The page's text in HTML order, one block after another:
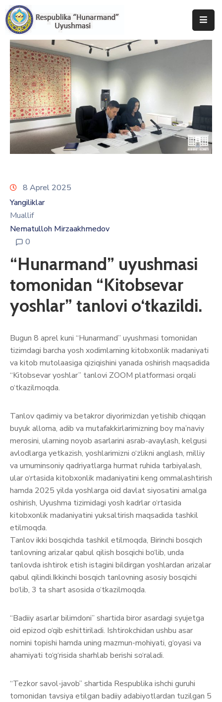
Bosh
Sahifa
Uyushma
Haqida
Tadbirlar
Milliy
Katalog
8 Aprel 2025
Yangiliklar
Muallif
Nematulloh Mirzaakhmedov
0
“Hunarmand” uyushmasi
tomonidan “Kitobsevar
yoshlar” tanlovi o‘tkazildi.
Bugun 8 aprel kuni “Hunarmand” uyushmasi tomonidan
tizimdagi barcha yosh xodimlarning kitobxonlik madaniyati
va kitob mutolaasiga qiziqishini yanada oshirish maqsadida
“Kitobsevar yoshlar” tanlovi ZOOM platformasi orqali
o‘tkazilmoqda.
Tanlov qadimiy va betakror diyorimizdan yetishib chiqqan
buyuk alloma, adib va mutafakkirlarimizning boy ma’naviy
merosini, ularning noyob asarlarini asrab-avaylash, kelgusi
avlodlarga yetkazish, yoshlarimizni o‘zlikni anglash, milliy
va umuminsoniy qadriyatlarga hurmat ruhida tarbiyalash,
ular o‘rtasida kitobxonlik madaniyatini keng ommalashtirish
hamda 2025 yilda yoshlarga oid davlat siyosatini amalga
oshirish, Uyushma tizimidagi yosh kadrlar o‘rtasida
kitobxonlik madaniyatini yuksaltirish maqsadida tashkil
etilmoqda.
Tanlov ikki bosqichda tashkil etilmoqda, Birinchi bosqich
tanlovning arizalar qabul qilish bosqichi bo‘lib, unda
tanlovda ishtirok etish istagini bildirgan yoshlardan arizalar
qabul qilindi.Ikkinchi bosqich tanlovning asosiy bosqichi
bo‘lib, 3 ta shart asosida o‘tkazilmoqda.
“Badiiy asarlar bilimdoni” shartida biror asardagi syujetga
oid epizod o‘qib eshittiriladi. Ishtirokchidan ushbu asar
nomini topishi hamda uning mazmun-mohiyati, g‘oyasi va
ahamiyati to‘g‘risida sharhlab berishi so‘raladi.
“Tezkor savol-javob” shartida Respublika ishchi guruhi
tomonidan tavsiya etilgan badiiy adabiyotlardan tuzilgan 5